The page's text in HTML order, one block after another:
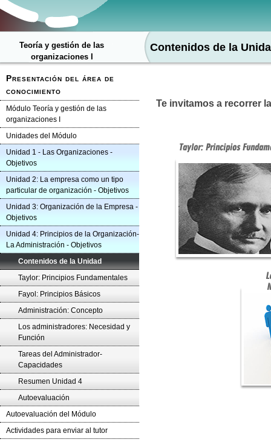
Teoría y gestión de las
organizaciones I
Presentación del área de
conocimiento
Módulo Teoría y gestión de las
organizaciones I
Unidades del Módulo
Unidad 1 - Las Organizaciones -
Objetivos
Unidad 2: La empresa como un tipo
particular de organización - Objetivos
Unidad 3: Organización de la Empresa -
Objetivos
Unidad 4: Principios de la Organización-
La Administración - Objetivos
Contenidos de la Unidad
Taylor: Principios Fundamentales
Fayol: Principios Básicos
Administración: Concepto
Los administradores: Necesidad y
Función
Tareas del Administrador-
Capacidades
Resumen Unidad 4
Autoevaluación
Autoevaluación del Módulo
Actividades para enviar al tutor
Contenidos de la
Te invitamos a recorrer